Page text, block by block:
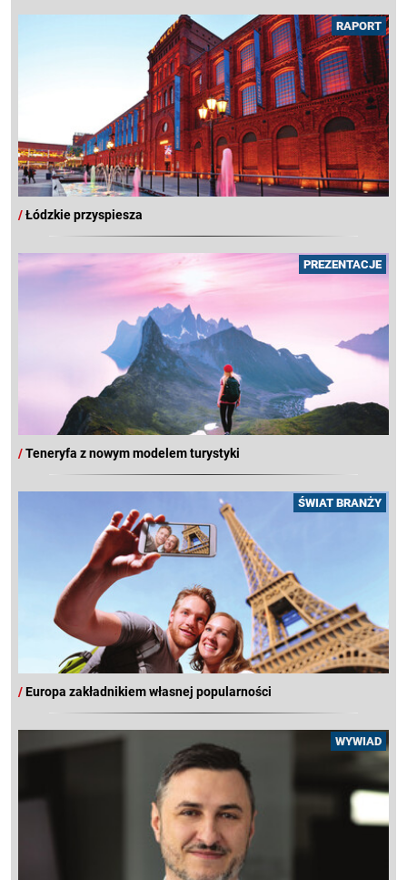
RAPORT
/Łódzkie przyspiesza
PREZENTACJE
/Teneryfa z nowym modelem turystyki
ŚWIAT BRANŻY
/Europa zakładnikiem własnej popularności
WYWIAD